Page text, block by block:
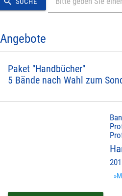
Angebote
Paket "Handbücher"
5 Bände nach Wahl zum